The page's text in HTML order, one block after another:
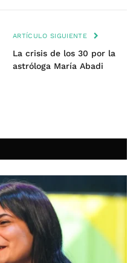
ARTÍCULO SIGUIENTE
La crisis de los 30 por la
astróloga María Abadi